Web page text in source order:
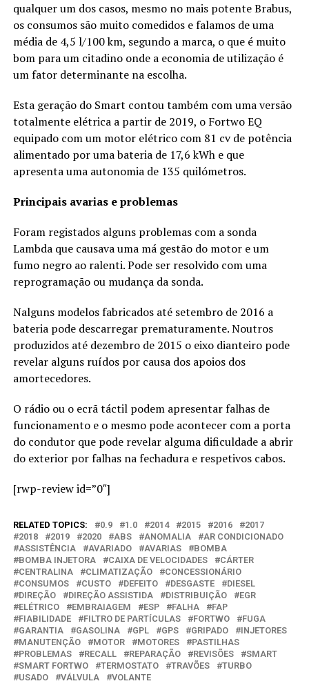
qualquer um dos casos, mesmo no mais potente Brabus,
os consumos são muito comedidos e falamos de uma
média de 4,5 l/100 km, segundo a marca, o que é muito
bom para um citadino onde a economia de utilização é
um fator determinante na escolha.
Esta geração do Smart contou também com uma versão
totalmente elétrica a partir de 2019, o Fortwo EQ
equipado com um motor elétrico com 81 cv de potência
alimentado por uma bateria de 17,6 kWh e que
apresenta uma autonomia de 135 quilómetros.
Principais avarias e problemas
Foram registados alguns problemas com a sonda
Lambda que causava uma má gestão do motor e um
fumo negro ao ralenti. Pode ser resolvido com uma
reprogramação ou mudança da sonda.
Nalguns modelos fabricados até setembro de 2016 a
bateria pode descarregar prematuramente. Noutros
produzidos até dezembro de 2015 o eixo dianteiro pode
revelar alguns ruídos por causa dos apoios dos
amortecedores.
O rádio ou o ecrã táctil podem apresentar falhas de
funcionamento e o mesmo pode acontecer com a porta
do condutor que pode revelar alguma dificuldade a abrir
do exterior por falhas na fechadura e respetivos cabos.
[rwp-review id=”0″]
RELATED TOPICS: 0.9 1.0 2014 2015 2016
2017
2018
2019 2020 ABS ANOMALIA
AR CONDICIONADO
ASSISTÊNCIA
AVARIADO AVARIAS
BOMBA
BOMBA INJETORA
CAIXA DE VELOCIDADES
CÁRTER
CENTRALINA
CLIMATIZAÇÃO
CONCESSIONÁRIO
CONSUMOS
CUSTO DEFEITO DESGASTE
DIESEL
DIREÇÃO
DIREÇÃO ASSISTIDA DISTRIBUIÇÃO
EGR
ELÉTRICO
EMBRAIAGEM ESP FALHA
FAP
FIABILIDADE
FILTRO DE PARTÍCULAS FORTWO
FUGA
GARANTIA
GASOLINA GPL GPS GRIPADO
INJETORES
MANUTENÇÃO
MOTOR MOTORES
PASTILHAS
PROBLEMAS
RECALL REPARAÇÃO REVISÕES
SMART
SMART FORTWO
TERMOSTATO TRAVÕES
TURBO
USADO
VÁLVULA VOLANTE